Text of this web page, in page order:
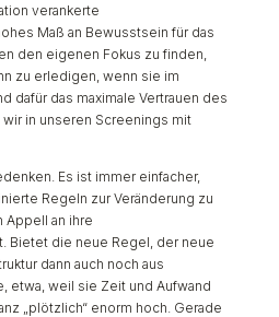
verankerte
Maß an Bewusstsein für das
den eigenen Fokus zu finden,
zu erledigen, wenn sie im
dafür das maximale Vertrauen des
in unseren Screenings mit
Es ist immer einfacher,
Regeln zur Veränderung zu
Appell an ihre
Bietet die neue Regel, der neue
dann auch noch aus
etwa, weil sie Zeit und Aufwand
„plötzlich“ enorm hoch. Gerade